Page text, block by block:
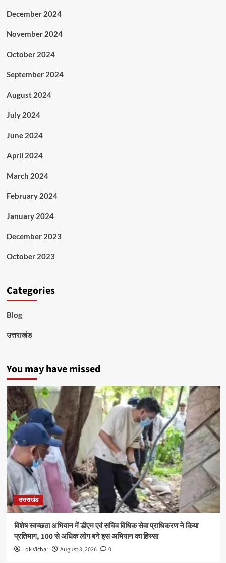
December 2024
November 2024
October 2024
September 2024
August 2024
July 2024
June 2024
April 2024
March 2024
February 2024
January 2024
December 2023
October 2023
Categories
Blog
उत्तराखंड
You may have missed
उत्तराखंड
विशेष स्वच्छता अभियान में डीएम एवं सचिव विधिक सेवा प्राधिकरण ने किया
प्रतिभाग, 100 से अधिक लोग बने इस अभियान का हिस्सा
Lok Vichar August 8, 2026 0